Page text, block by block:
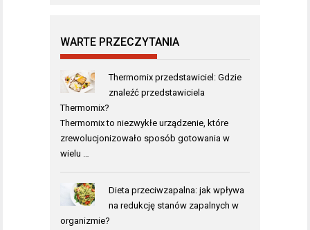
WARTE PRZECZYTANIA
Thermomix przedstawiciel: Gdzie
znaleźć przedstawiciela
Thermomix?
Thermomix to niezwykłe urządzenie, które
zrewolucjonizowało sposób gotowania w
wielu …
Dieta przeciwzapalna: jak wpływa
na redukcję stanów zapalnych w
organizmie?